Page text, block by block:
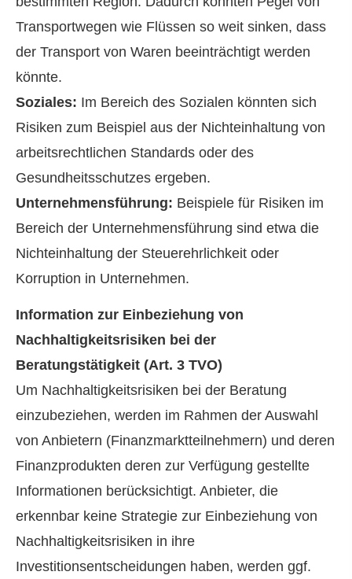
Transportwegen wie Flüssen so weit sinken, dass
der Transport von Waren beeinträchtigt werden
könnte.
Soziales: Im Bereich des Sozialen könnten sich
Risiken zum Beispiel aus der Nichteinhaltung von
arbeitsrechtlichen Standards oder des
Gesundheitsschutzes ergeben.
Unternehmensführung: Beispiele für Risiken im
Bereich der Unternehmensführung sind etwa die
Nichteinhaltung der Steuerehrlichkeit oder
Korruption in Unternehmen.
Information zur Einbeziehung von
Nachhaltigkeitsrisiken bei der
Beratungstätigkeit (Art. 3 TVO)
Um Nachhaltigkeitsrisiken bei der Beratung
einzubeziehen, werden im Rahmen der Auswahl
von Anbietern (Finanzmarktteilnehmern) und deren
Finanzprodukten deren zur Verfügung gestellte
Informationen berücksichtigt. Anbieter, die
erkennbar keine Strategie zur Einbeziehung von
Nachhaltigkeitsrisiken in ihre
Investitionsentscheidungen haben, werden ggf.